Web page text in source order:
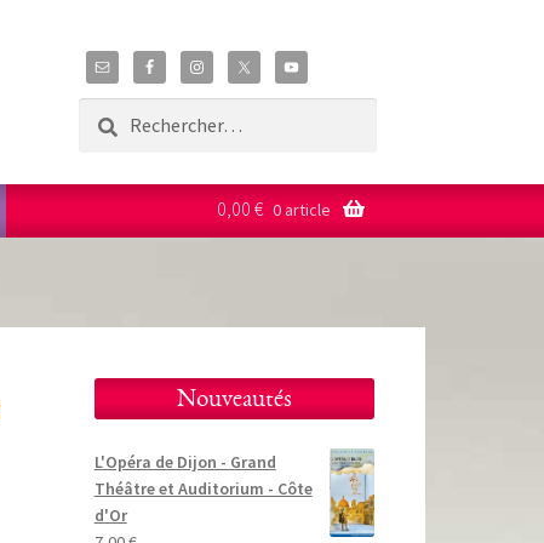
0,00 € 0 article
Nouveautés
L'Opéra de Dijon - Grand
Théâtre et Auditorium - Côte
d'Or